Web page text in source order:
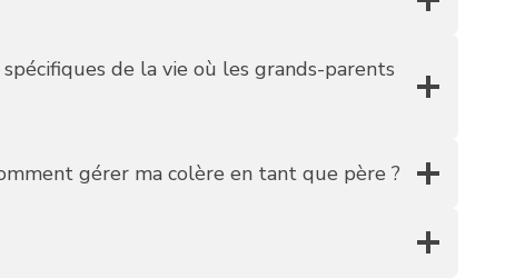
de la vie où les grands-parents
gérer ma colère en tant que père ?